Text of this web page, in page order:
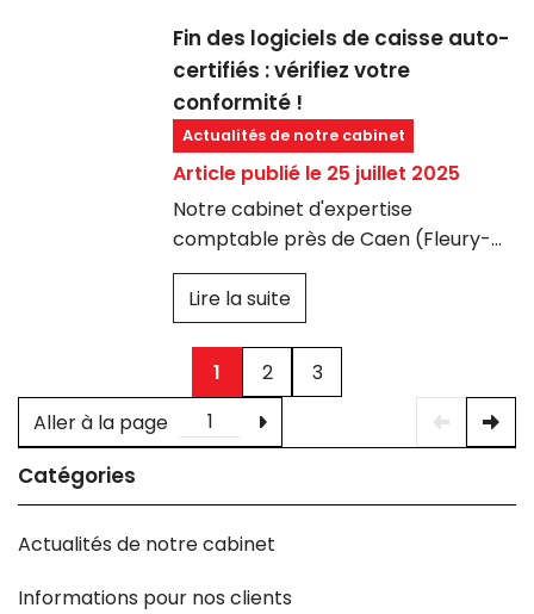
Fin des logiciels de caisse auto-
certifiés : vérifiez votre
conformité !
Actualités de notre cabinet
Article publié le 25 juillet 2025
Notre cabinet d'expertise
comptable près de Caen (Fleury-
sur-Orne), vous informe que :
La Loi de Finances pour 2025 (article
43, loi n° 2025 127) prévoit que l’auto
attestation des éditeurs de logiciels
de caisse n’est plus valable à
compter du 16 février 2025.
L’objectif est de renforcer la lutte
contre la fraude à la TVA en
exigeant des certifications délivrées
par des organismes tiers accrédités.
Lire la suite
1 2
3
Aller à la page
Catégories
Actualités de notre cabinet
Informations pour nos clients